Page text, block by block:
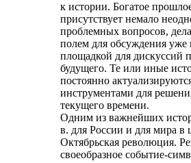
к истории. Богатое
присутствует немало
проблемных вопросов,
полем для обсуждения
площадкой для дискуссий
будущего. Те или иные
постоянно
инструментами для
текущего времени.
Одним из важнейших
в. для России и для мира в
Октябрьская революция.
своеобразное событие-